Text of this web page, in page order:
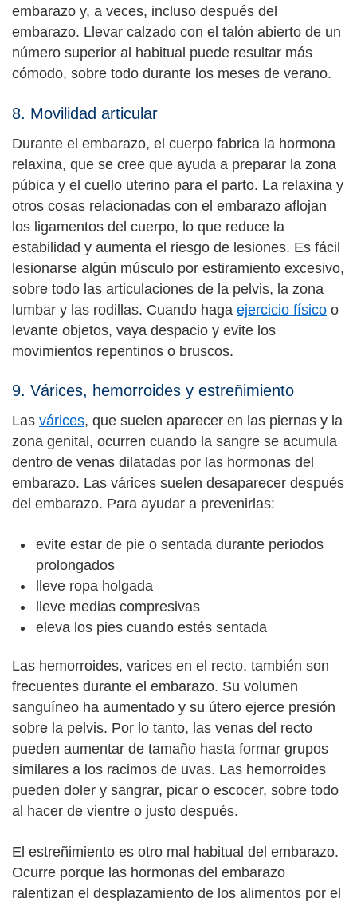
embarazo y, a veces, incluso después del
embarazo. Llevar calzado con el talón abierto de un
número superior al habitual puede resultar más
cómodo, sobre todo durante los meses de verano.
8. Movilidad articular
Durante el embarazo, el cuerpo fabrica la hormona
relaxina, que se cree que ayuda a preparar la zona
púbica y el cuello uterino para el parto. La relaxina y
otros cosas relacionadas con el embarazo aflojan
los ligamentos del cuerpo, lo que reduce la
estabilidad y aumenta el riesgo de lesiones. Es fácil
lesionarse algún músculo por estiramiento excesivo,
sobre todo las articulaciones de la pelvis, la zona
lumbar y las rodillas. Cuando haga ejercicio físico o
levante objetos, vaya despacio y evite los
movimientos repentinos o bruscos.
9. Várices, hemorroides y estreñimiento
Las várices, que suelen aparecer en las piernas y la
zona genital, ocurren cuando la sangre se acumula
dentro de venas dilatadas por las hormonas del
embarazo. Las várices suelen desaparecer después
del embarazo. Para ayudar a prevenirlas:
evite estar de pie o sentada durante periodos
prolongados
lleve ropa holgada
lleve medias compresivas
eleva los pies cuando estés sentada
Las hemorroides, varices en el recto, también son
frecuentes durante el embarazo. Su volumen
sanguíneo ha aumentado y su útero ejerce presión
sobre la pelvis. Por lo tanto, las venas del recto
pueden aumentar de tamaño hasta formar grupos
similares a los racimos de uvas. Las hemorroides
pueden doler y sangrar, picar o escocer, sobre todo
al hacer de vientre o justo después.
El estreñimiento es otro mal habitual del embarazo.
Ocurre porque las hormonas del embarazo
ralentizan el desplazamiento de los alimentos por el